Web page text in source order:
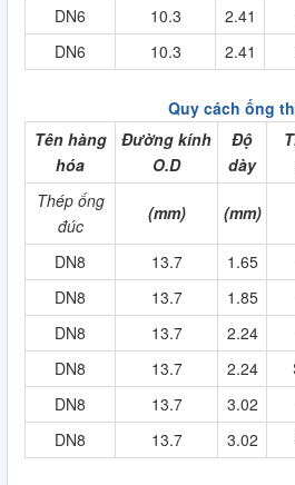
DN6
10.3 2.41
DN6
10.3 2.41
Quy cách ống
Tên hàng
hóa
Đường kính
O.D
Độ
dày
Thép ống
đúc
(mm) (mm)
DN8 13.7 1.65
DN8
13.7 1.85
DN8
13.7 2.24
DN8
13.7 2.24
DN8
13.7 3.02
DN8
13.7 3.02